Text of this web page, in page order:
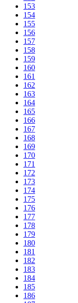
153
154
155
156
157
158
159
160
161
162
163
164
165
166
167
168
169
170
171
172
173
174
175
176
177
178
179
180
181
182
183
184
185
186